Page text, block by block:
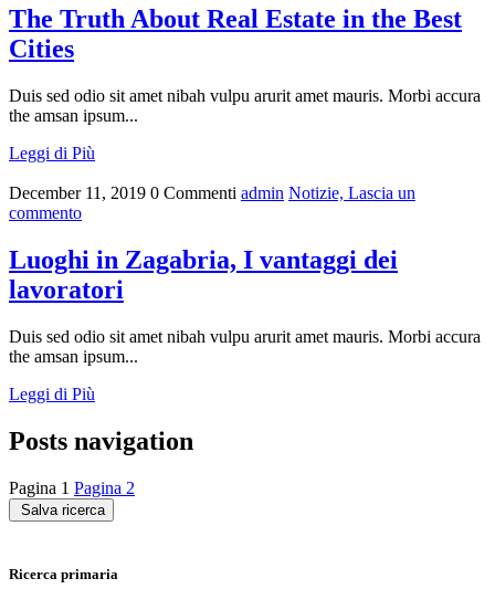
The Truth About Real Estate in the Best
Cities
Duis sed odio sit amet nibah vulpu arurit amet mauris. Morbi accura
the amsan ipsum...
Leggi di Più
December 11, 2019 0 Commenti admin Notizie, Lascia un
commento
Luoghi in Zagabria, I vantaggi dei
lavoratori
Duis sed odio sit amet nibah vulpu arurit amet mauris. Morbi accura
the amsan ipsum...
Leggi di Più
Posts navigation
Pagina 1 Pagina 2
Salva ricerca
Ricerca primaria